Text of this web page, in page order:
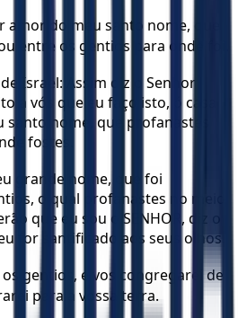
amor do meu santo nome, que
entre os gentios para onde foi.
Israel: Assim diz o Senhor
a vós que eu faço isto, ó casa
santo nome, que profanastes
fostes.
grande nome, que foi
o qual profanastes no meio
que eu sou o SENHOR, diz o
for santificado aos seus olhos.
gentios, e vos congregarei de
para a vossa terra.